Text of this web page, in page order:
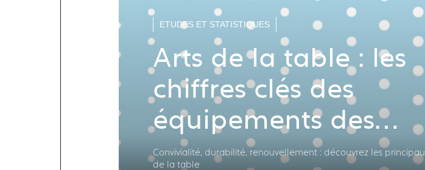
ETUDES ET STATISTIQUES
Arts de la table : les
chiffres clés des
équipements des
ménages et des CHR
Convivialité, durabilité, renouvellement : découvrez les
de la table